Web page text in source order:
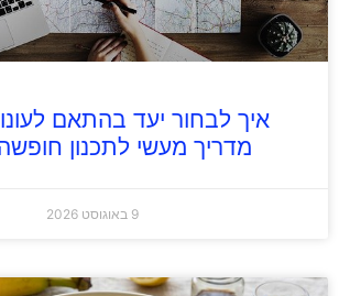
איך לבחור יעד בהתאם
מדריך מעשי לתכנון
9 באוגוסט 2026